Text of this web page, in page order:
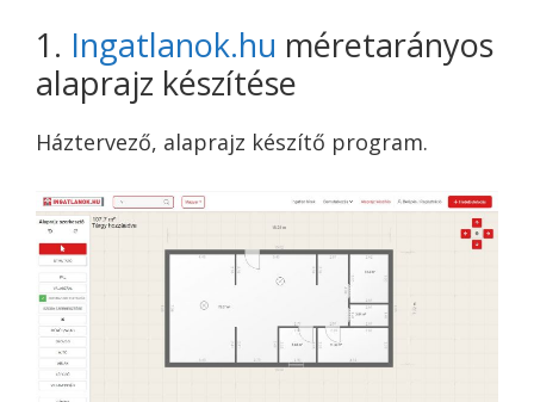
1. Ingatlanok.hu méretarányos
alaprajz készítése
Háztervező, alaprajz készítő program.